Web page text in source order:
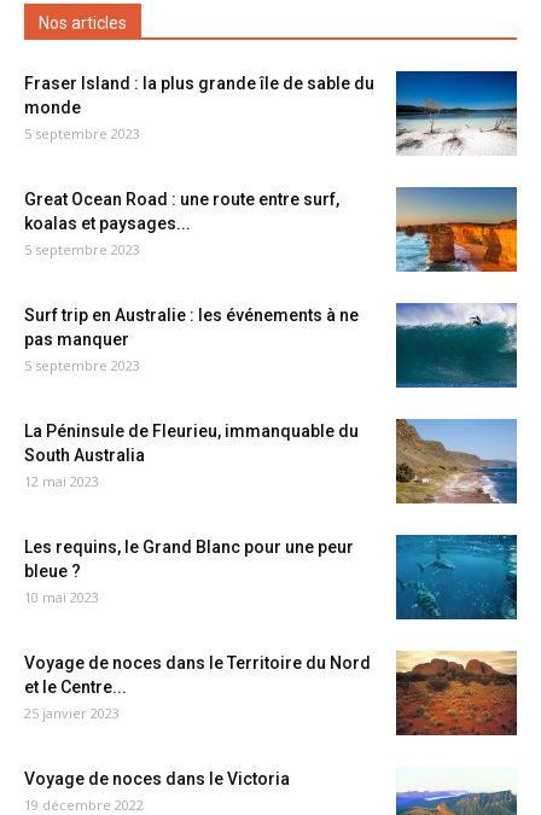
Nos articles
Fraser Island : la plus grande île de sable du
monde
5 septembre 2023
Great Ocean Road : une route entre surf,
koalas et paysages...
5 septembre 2023
Surf trip en Australie : les événements à ne
pas manquer
5 septembre 2023
La Péninsule de Fleurieu, immanquable du
South Australia
12 mai 2023
Les requins, le Grand Blanc pour une peur
bleue ?
10 mai 2023
Voyage de noces dans le Territoire du Nord
et le Centre...
25 janvier 2023
Voyage de noces dans le Victoria
19 décembre 2022